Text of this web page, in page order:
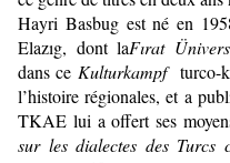
Hayri Basbug est né en
Elazıg, dont laFırat
dans ce Kulturkampfturco-
l’histoire régio­nales, et a
TKAE lui a offert ses
sur les dialectes des Turcs